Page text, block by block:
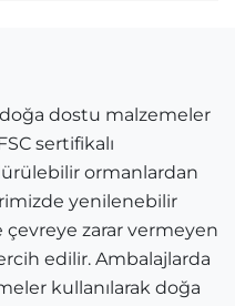
doğa dostu malzemeler
sertifikalı
ormanlardan
yenilenebilir
çevreye zarar vermeyen
edilir. Ambalajlarda
kullanılarak doğa